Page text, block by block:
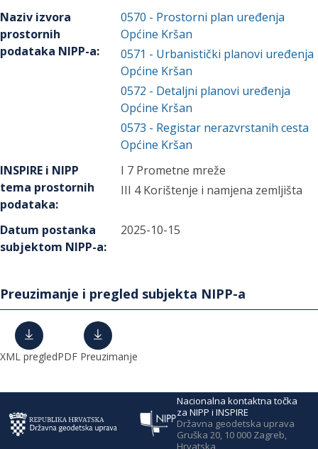
Naziv izvora
prostornih
podataka NIPP-a:
0570 - Prostorni plan uređenja
Općine Kršan
0571 - Urbanistički planovi uređenja
Općine Kršan
0572 - Detaljni planovi uređenja
Općine Kršan
0573 - Registar nerazvrstanih cesta
Općine Kršan
INSPIRE i NIPP
tema prostornih
podataka:
I 7 Prometne mreže
III 4 Korištenje i namjena zemljišta
Datum postanka
subjektom NIPP-a:
2025-10-15
Preuzimanje i pregled subjekta NIPP-a
XML pregledPDF Preuzimanje
Nacionalna kontaktna točka
za NIPP i INSPIRE
Državna geodetska uprava
Gruška 20, 10 000 Zagreb,
Hrvatska